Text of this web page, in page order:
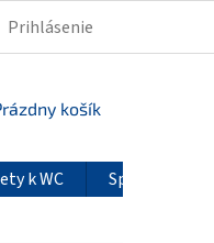
REKLAMÁCIE
Prihlásenie
košík
k WC
Sprchové